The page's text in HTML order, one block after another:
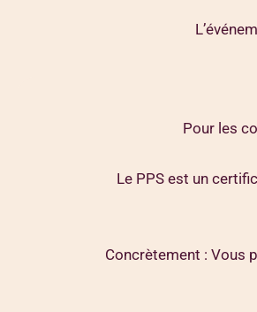
Pour les
Le PPS est un
Concrètement : Vous